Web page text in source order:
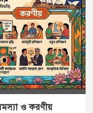
সমস্যা ও করণীয়